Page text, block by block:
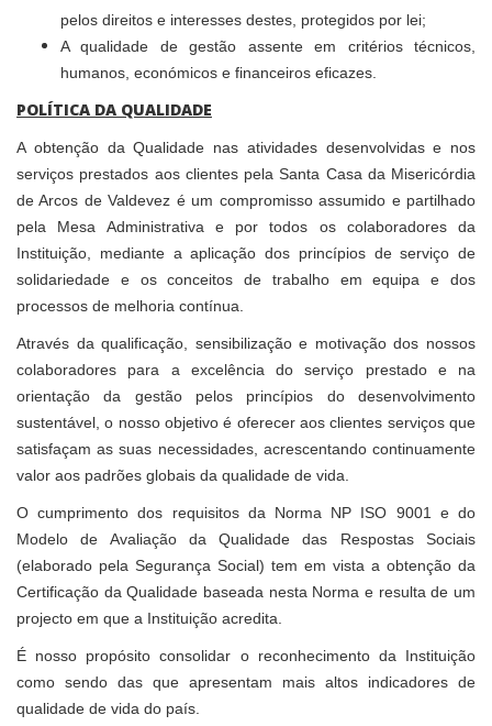
pelos direitos e interesses destes, protegidos por lei;
A qualidade de gestão assente em critérios técnicos,
humanos, económicos e financeiros eficazes.
POLÍTICA DA QUALIDADE
A obtenção da Qualidade nas atividades desenvolvidas e nos
serviços prestados aos clientes pela Santa Casa da Misericórdia
de Arcos de Valdevez é um compromisso assumido e partilhado
pela Mesa Administrativa e por todos os colaboradores da
Instituição, mediante a aplicação dos princípios de serviço de
solidariedade e os conceitos de trabalho em equipa e dos
processos de melhoria contínua.
Através da qualificação, sensibilização e motivação dos nossos
colaboradores para a excelência do serviço prestado e na
orientação da gestão pelos princípios do desenvolvimento
sustentável, o nosso objetivo é oferecer aos clientes serviços que
satisfaçam as suas necessidades, acrescentando continuamente
valor aos padrões globais da qualidade de vida.
O cumprimento dos requisitos da Norma NP ISO 9001 e do
Modelo de Avaliação da Qualidade das Respostas Sociais
(elaborado pela Segurança Social) tem em vista a obtenção da
Certificação da Qualidade baseada nesta Norma e resulta de um
projecto em que a Instituição acredita.
É nosso propósito consolidar o reconhecimento da Instituição
como sendo das que apresentam mais altos indicadores de
qualidade de vida do país.